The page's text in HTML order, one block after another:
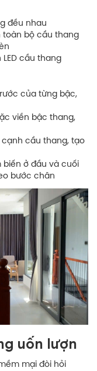
đều nhau
toàn bộ cầu thang
cầu thang
của từng bậc,
viền bậc thang,
cạnh cầu thang, tạo
biến ở đầu và cuối
bước chân
uốn lượn
mại đòi hỏi